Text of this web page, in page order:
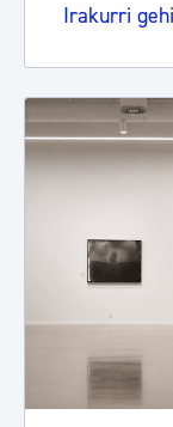
Irakurri